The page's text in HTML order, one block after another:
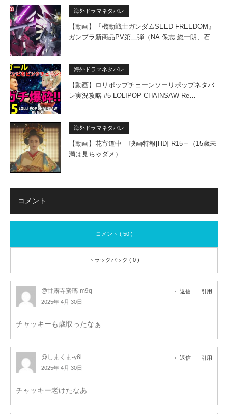
海外ドラマネタバレ
【動画】『機動戦士ガンダムSEED FREEDOM』
ガンプラ新商品PV第二弾（NA:保志 総一朗、石…
海外ドラマネタバレ
【動画】ロリポップチェーンソーリポップネタバ
レ実況攻略 #5 LOLIPOP CHAINSAW Re…
海外ドラマネタバレ
【動画】花宵道中 – 映画特報[HD] R15＋（15歳未
満は見ちゃダメ）
コメント
コメント ( 50 )
トラックバック ( 0 )
@甘露寺蜜璃-m9q
2025年 4月 30日
返信 引用
チャッキーも歳取ったなぁ
@しまくま-y6l
2025年 4月 30日
返信 引用
チャッキー老けたなあ